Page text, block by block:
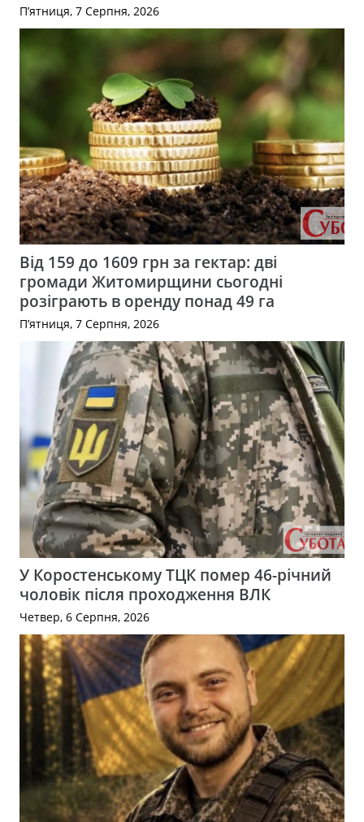
П’ятниця, 7 Серпня, 2026
Від 159 до 1609 грн за гектар: дві
громади Житомирщини сьогодні
розіграють в оренду понад 49 га
П’ятниця, 7 Серпня, 2026
У Коростенському ТЦК помер 46-річний
чоловік після проходження ВЛК
Четвер, 6 Серпня, 2026